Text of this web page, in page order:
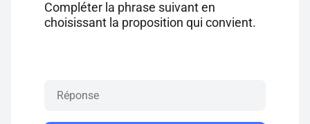
Compléter la phrase suivant en
choisissant la proposition qui convient.